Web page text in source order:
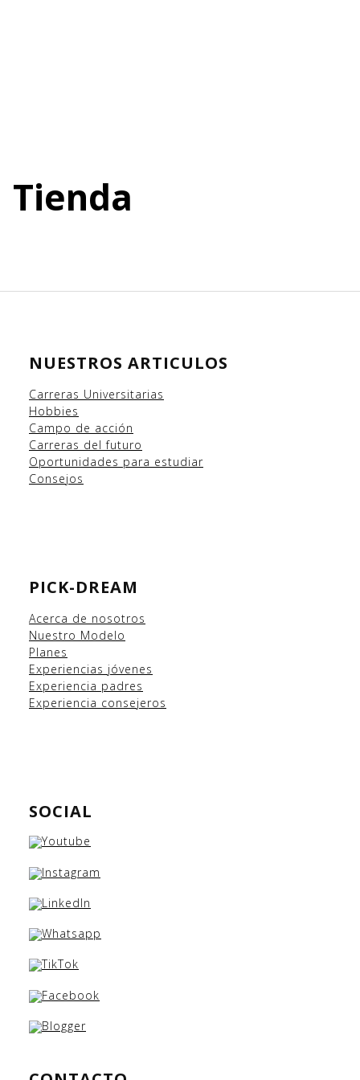
Tienda
NUESTROS ARTICULOS
Carreras Universitarias
Hobbies
Campo de acción
Carreras del futuro
Oportunidades para estudiar
Consejos
PICK-DREAM
Acerca de nosotros
Nuestro Modelo
Planes
Experiencias jóvenes
Experiencia padres
Experiencia consejeros
SOCIAL